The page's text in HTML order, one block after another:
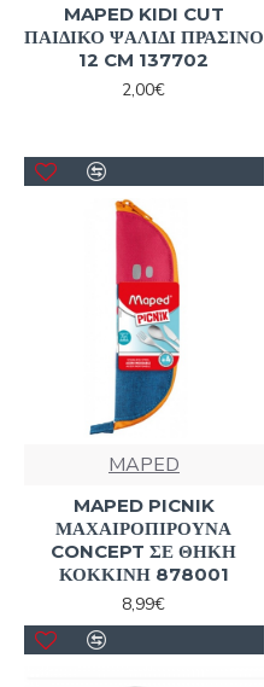
MAPED KIDI CUT
ΠΑΙΔΙΚΟ ΨΑΛΙΔΙ ΠΡΑΣΙΝΟ
12 CM 137702
2,00€
MAPED
MAPED PICNIK
ΜΑΧΑΙΡΟΠΙΡΟΥΝΑ
CONCEPT ΣΕ ΘΗΚΗ
ΚΟΚΚΙΝΗ 878001
8,99€